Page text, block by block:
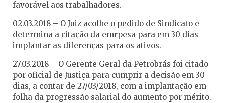
favorável aos trabalhadores.
02.03.2018 – O Juiz acolhe o pedido de Sindicato e
determina a citação da emrpesa para em 30 dias
implantar as diferenças para os ativos.
27.03.2018 – O Gerente Geral da Petrobrás foi citado
por oficial de Justiça para cumprir a decisão em 30
dias, a contar de 27/03/2018, com a implantação em
folha da progressão salarial do aumento por mérito.